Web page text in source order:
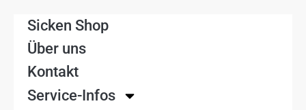
Sicken Shop
Über uns
Kontakt
Service-Infos